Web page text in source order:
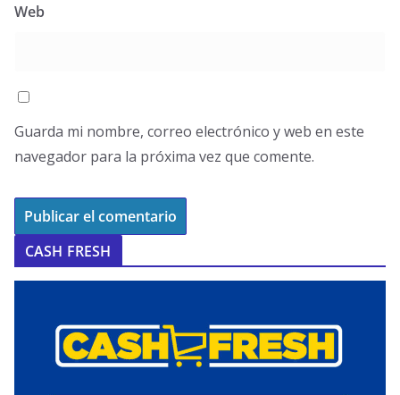
Web
Guarda mi nombre, correo electrónico y web en este
navegador para la próxima vez que comente.
CASH FRESH